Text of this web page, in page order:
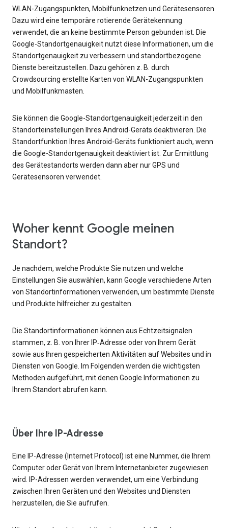
WLAN-Zugangspunkten, Mobilfunknetzen und Gerätesensoren.
Dazu wird eine temporäre rotierende Gerätekennung
verwendet, die an keine bestimmte Person gebunden ist. Die
Google-Standortgenauigkeit nutzt diese Informationen, um die
Standortgenauigkeit zu verbessern und standortbezogene
Dienste bereitzustellen. Dazu gehören z. B. durch
Crowdsourcing erstellte Karten von WLAN-Zugangspunkten
und Mobilfunkmasten.
Sie können die Google-Standortgenauigkeit jederzeit in den
Standorteinstellungen Ihres Android-Geräts deaktivieren. Die
Standortfunktion Ihres Android-Geräts funktioniert auch, wenn
die Google-Standortgenauigkeit deaktiviert ist. Zur Ermittlung
des Gerätestandorts werden dann aber nur GPS und
Gerätesensoren verwendet.
Woher kennt Google meinen
Standort?
Je nachdem, welche Produkte Sie nutzen und welche
Einstellungen Sie auswählen, kann Google verschiedene Arten
von Standortinformationen verwenden, um bestimmte Dienste
und Produkte hilfreicher zu gestalten.
Die Standortinformationen können aus Echtzeitsignalen
stammen, z. B. von Ihrer IP‑Adresse oder von Ihrem Gerät
sowie aus Ihren gespeicherten Aktivitäten auf Websites und in
Diensten von Google. Im Folgenden werden die wichtigsten
Methoden aufgeführt, mit denen Google Informationen zu
Ihrem Standort abrufen kann.
Über Ihre IP-Adresse
Eine IP-Adresse (Internet Protocol) ist eine Nummer, die Ihrem
Computer oder Gerät von Ihrem Internetanbieter zugewiesen
wird. IP-Adressen werden verwendet, um eine Verbindung
zwischen Ihren Geräten und den Websites und Diensten
herzustellen, die Sie aufrufen.